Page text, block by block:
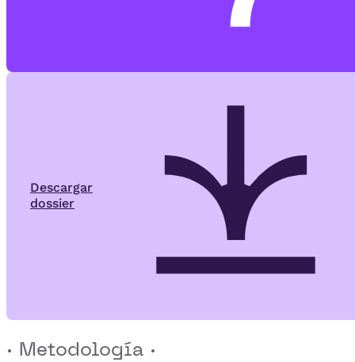
Descargar
dossier
· Metodología ·